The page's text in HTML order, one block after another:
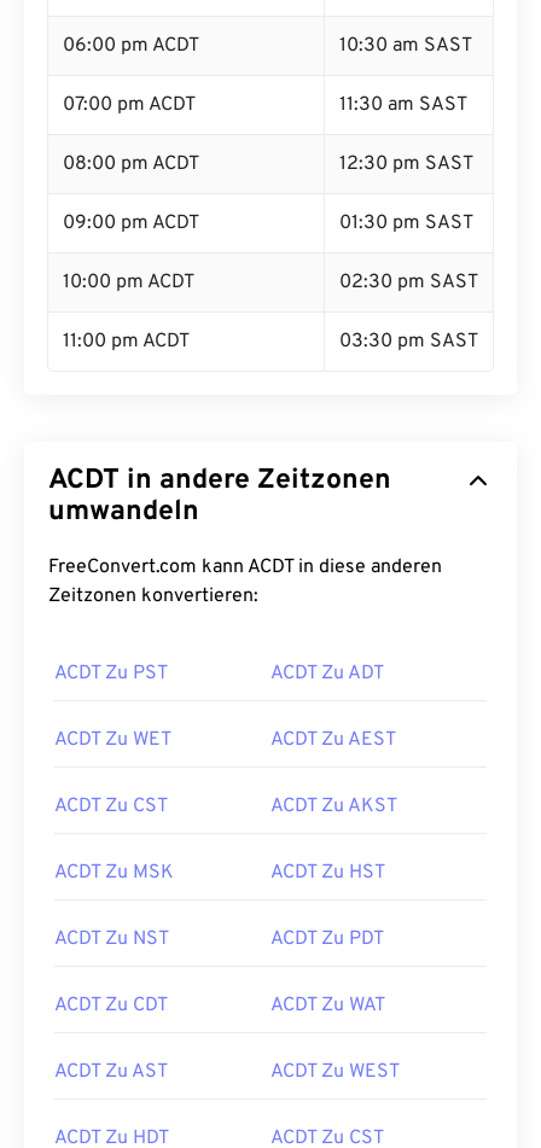
06:00 pm ACDT 10:30 am SAST
07:00 pm ACDT 11:30 am SAST
08:00 pm ACDT 12:30 pm SAST
09:00 pm ACDT 01:30 pm SAST
10:00 pm ACDT 02:30 pm SAST
11:00 pm ACDT 03:30 pm SAST
ACDT in andere Zeitzonen
umwandeln
FreeConvert.com kann ACDT in diese anderen
Zeitzonen konvertieren:
ACDT Zu PST ACDT Zu ADT
ACDT Zu WET ACDT Zu AEST
ACDT Zu CST ACDT Zu AKST
ACDT Zu MSK ACDT Zu HST
ACDT Zu NST ACDT Zu PDT
ACDT Zu CDT ACDT Zu WAT
ACDT Zu AST ACDT Zu WEST
ACDT Zu HDT ACDT Zu CST